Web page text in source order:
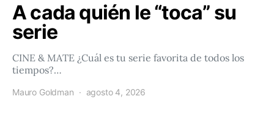
A cada quién le “toca” su
serie
CINE & MATE ¿Cuál es tu serie favorita de todos los
tiempos?…
Mauro Goldman agosto 4, 2026